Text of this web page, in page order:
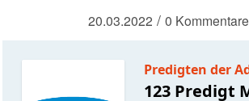
20.03.2022 / 0 Kommentare